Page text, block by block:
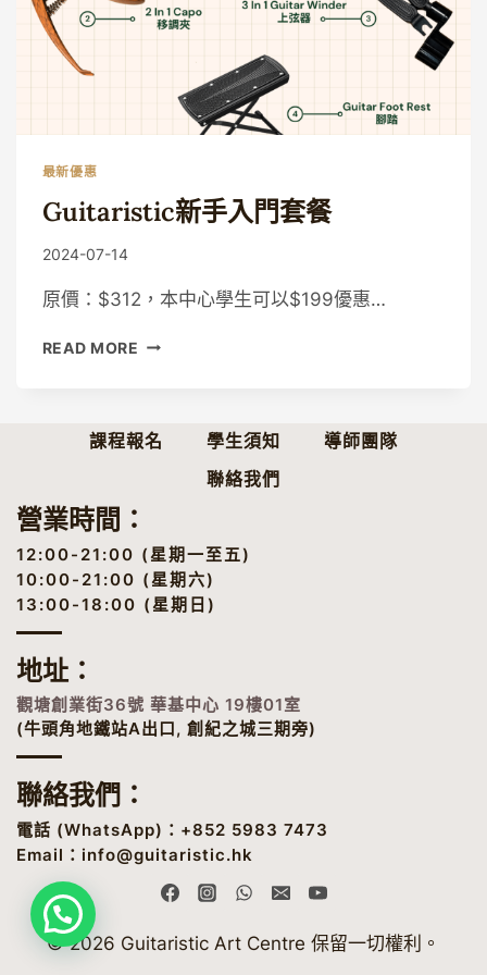
最新優惠
Guitaristic新手入門套餐
By
2024-07-14
原價：$312，本中心學生可以$199優惠…
READ MORE GUITARISTIC
門
課程報名 學生須知
導師團隊
聯絡我們
營業時間：
12:00-21:00 (星期一至五)
10:00-21:00 (星期六)
13:00-18:00 (星期日)
地址：
觀塘創業街36號 華基中心 19樓01室
(牛頭角地鐵站A出口, 創紀之城三期旁)
聯絡我們：
電話 (WhatsApp)：+852 5983 7473
Email： info@guitaristic.hk
© 2026 Guitaristic Art Centre 保留一切權利。